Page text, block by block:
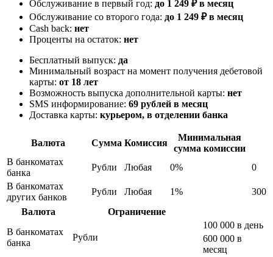
Обслуживание в первый год: до 1 249 ₽ в месяц
Обслуживание со второго года: до 1 249 ₽ в месяц
Cash back: нет
Проценты на остаток: нет
Бесплатный выпуск: да
Минимальный возраст на момент получения дебетовой
карты: от 18 лет
Возможность выпуска дополнительной карты: нет
SMS информирование: 69 рублей в месяц
Доставка карты: курьером, в отделении банка
Валюта Сумма Комиссия
Минимальная
сумма комиссии
В банкоматах
банка
Рубли Любая 0%
0
В банкоматах
других банков
Рубли Любая 1%
300
Валюта
Ограничение
В банкоматах
банка
Рубли
100 000 в день
600 000 в
месяц